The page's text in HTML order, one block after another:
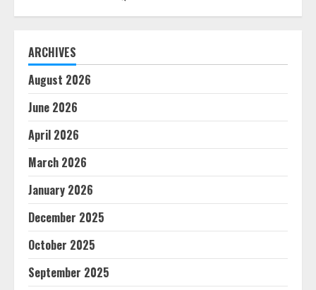
ARCHIVES
August 2026
June 2026
April 2026
March 2026
January 2026
December 2025
October 2025
September 2025